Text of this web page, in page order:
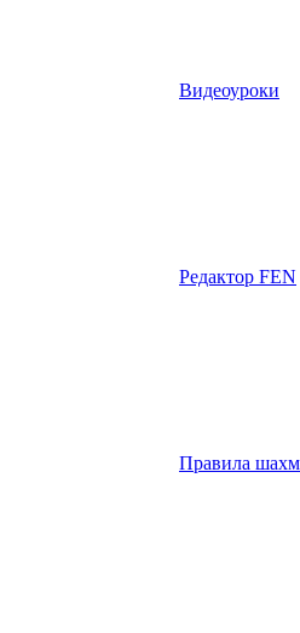
Видеоуроки
Редактор FEN
Правила